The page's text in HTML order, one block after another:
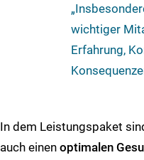
wichtiger
Erfahrung,
In dem Leistungspaket
auch einen optimalen